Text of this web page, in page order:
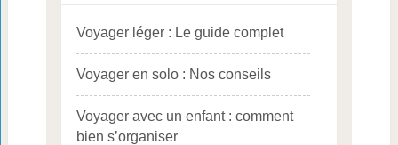
Voyager léger : Le guide complet
Voyager en solo : Nos conseils
Voyager avec un enfant : comment
bien s’organiser